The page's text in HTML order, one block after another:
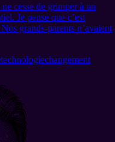
cesse de grimper à un
Je pense que c’est
grands-parents n’avaient
technologiechangement